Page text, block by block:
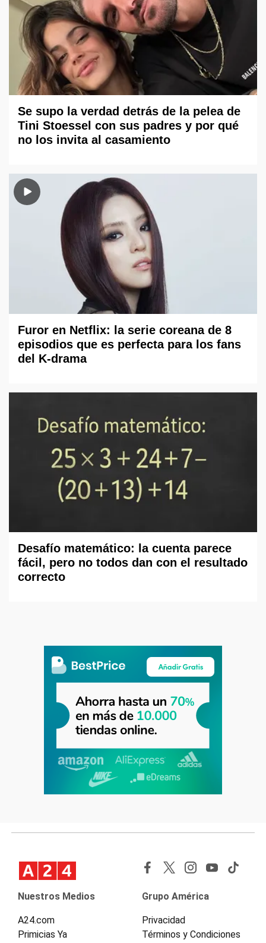
Se supo la verdad detrás de la pelea de
Tini Stoessel con sus padres y por qué
no los invita al casamiento
Furor en Netflix: la serie coreana de 8
episodios que es perfecta para los fans
del K-drama
Desafío matemático: la cuenta parece
fácil, pero no todos dan con el resultado
correcto
Nuestros Medios
A24.com
Primicias Ya
Grupo América
Privacidad
Términos y Condiciones